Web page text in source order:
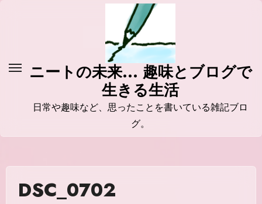
ッ
ニートの未来... 趣味とブログで
生きる生活
日常や趣味など、思ったことを書いている雑記ブロ
グ。
DSC_0702